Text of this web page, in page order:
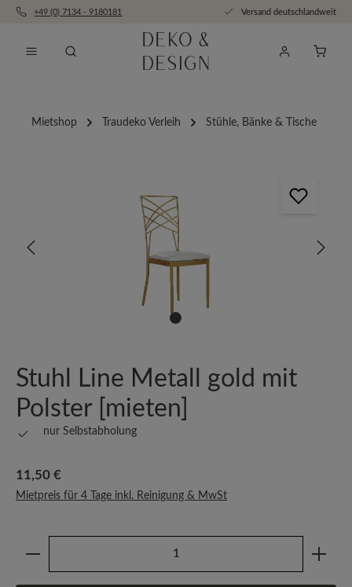
Zum Hauptinhalt springen
+49 (0) 7134 - 9180181 Versand deutschlandweit
Mietshop Traudeko Verleih Stühle, Bänke & Tische
Stuhl Line Metall gold mit
Polster [mieten]
nur Selbstabholung
Regulärer Preis:
11,50 €
Mietpreis für 4 Tage inkl. Reinigung & MwSt
Produkt Anzahl: Gib den gewünschten Wert ein